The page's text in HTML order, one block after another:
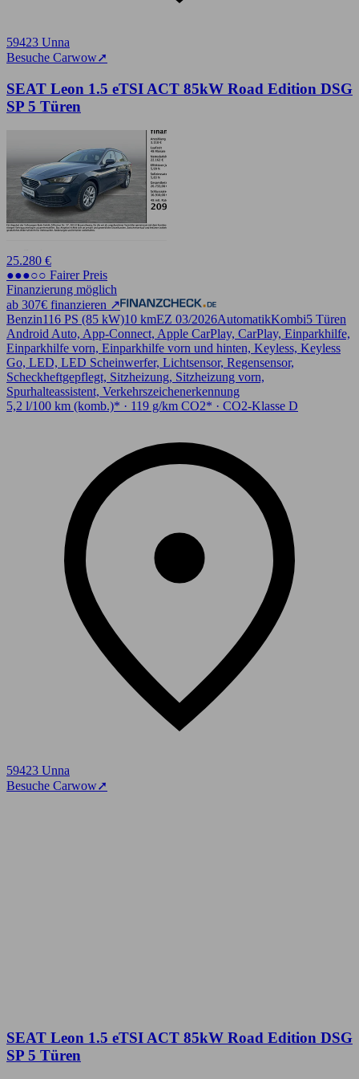
59423 Unna
Besuche Carwow➚
SEAT Leon 1.5 eTSI ACT 85kW Road Edition DSG
SP 5 Türen
25.280 €
●●●○○ Fairer Preis
Finanzierung möglich
ab 307€ finanzieren ↗
Benzin116 PS (85 kW)10 kmEZ 03/2026AutomatikKombi5 Türen
Android Auto, App-Connect, Apple CarPlay, CarPlay, Einparkhilfe,
Einparkhilfe vorn, Einparkhilfe vorn und hinten, Keyless, Keyless
Go, LED, LED Scheinwerfer, Lichtsensor, Regensensor,
Scheckheftgepflegt, Sitzheizung, Sitzheizung vorn,
Spurhalteassistent, Verkehrszeichenerkennung
5,2 l/100 km (komb.)* · 119 g/km CO2* · CO2-Klasse D
59423 Unna
Besuche Carwow➚
SEAT Leon 1.5 eTSI ACT 85kW Road Edition DSG
SP 5 Türen